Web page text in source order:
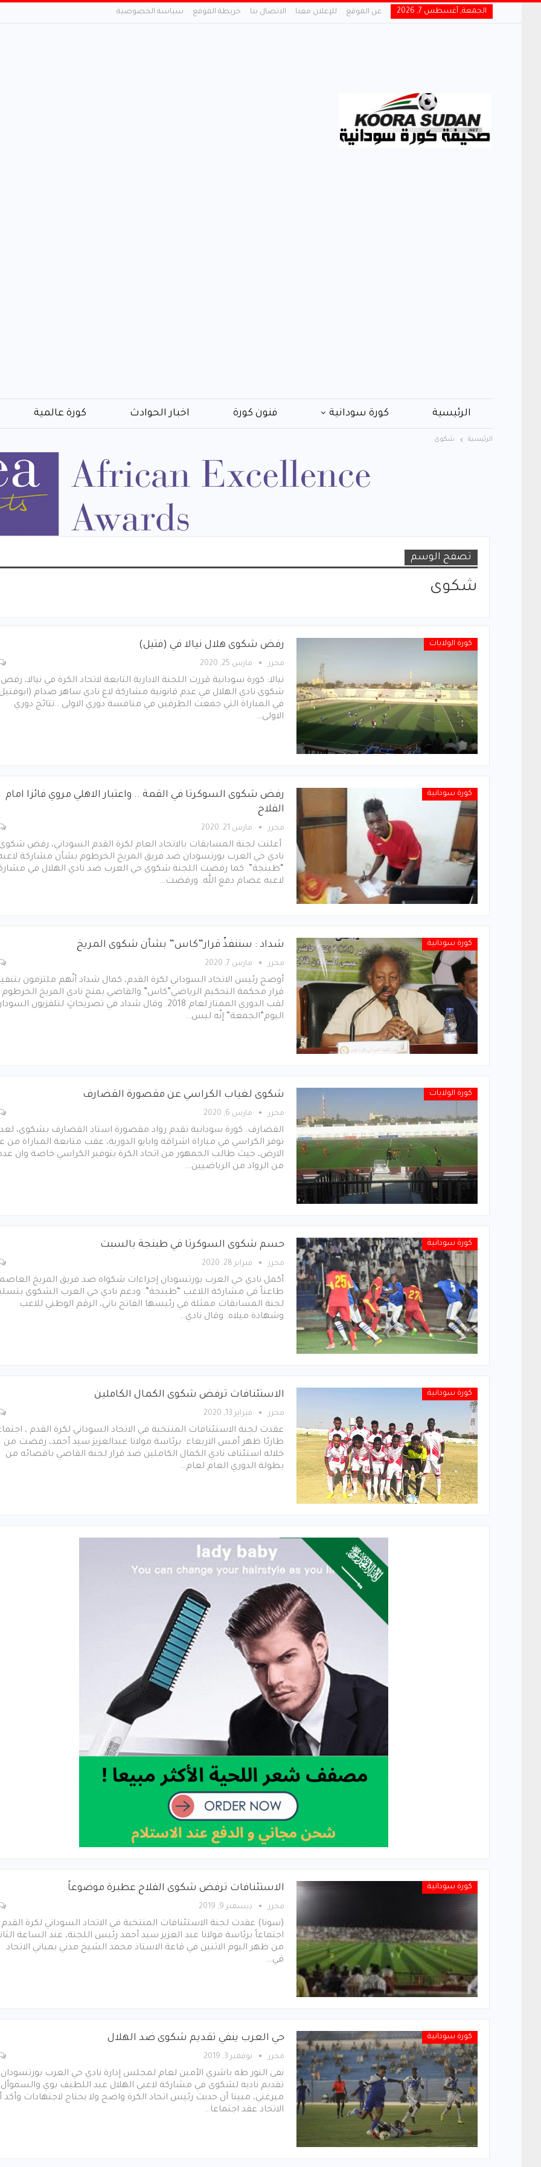
الجمعة, أغسطس 7, 2026 عن الموقع للإعلان معنا الاتصال بنا خريطة الموقع سياسة الخصوصية
الرئيسية كورة سودانية فنون كورة اخبار الحوادث كورة عالمية
الرئيسية شكوى
تصفح الوسم
شكوى
كورة الولايات رفض شكوى هلال نيالا في (فتيل)
محرر مارس 25, 2020
نيالا: كورة سودانية قررت اللجنة الادارية التابعة لاتحاد الكرة في نيالا، رفض
شكوى نادي الهلال في عدم قانونية مشاركة لاع نادي ساهر صدام
في المباراة التي جمعت الطرفين في منافسة دوري الاولى ..نتائج دوري
الاولى…
كورة سودانية
رفض شكوى السوكرتا في القمة .. واعتبار الاهلي مروي فائزا امام
الفلاح
محرر مارس 21, 2020
أعلنت لجنة المسابقات بالاتحاد العام لكرة القدم السوداني، رفض
نادي حي العرب بورتسودان ضد فريق المريخ الخرطوم بشأن مشاركة
“طبنجة”. كما رفضت اللجنة شكوى حي العرب ضد نادي الهلال في
لاعبه عصام دفع الله. ورفضت…
كورة سودانية شداد : سننفذّ قرار”كاس” بشأن شكوى المريخ
محرر مارس 7, 2020
أوضح رئيس الاتحاد السوداني لكرة القدم، كمال شداد أنّهم ملتزمون
قرار محكمة التحكيم الرياضي”كاس” والقاضي بمنح نادي المريخ الخرطوم
لقب الدوري الممتاز لعام 2018. وقال شداد في تصريحاتٍ لتلفزيون
اليوم”الجمعة” إنّه ليس…
كورة الولايات شكوى لغياب الكراسي عن مقصورة القضارف
محرر مارس 6, 2020
القضارف: كورة سودانية تقدم رواد مقصورة استاد القضارف بشكوى،
توفر الكراسي في مباراة اشراقة وابايو الدورية، عقب متابعة المباراة من
الارض، حيث طالب الجمهور من اتحاد الكرة بتوفير الكراسي خاصة وان
من الرواد من الرياضيين…
كورة سودانية حسم شكوى السوكرتا في طبنجة بالسبت
محرر فبراير 28, 2020
أكمل نادي حي العرب بورتسودان إجراءات شكواه ضد فريق المريخ
طاعناً في مشاركة اللاعب “طبنجة”. ودعم نادي حي العرب الشكوى
لجنة المسابقات ممثلة في رئيسها الفاتح باني، الرقم الوطني للاعب
وشهادة ميلاه. وقال نادي…
كورة سودانية الاستئنافات ترفض شكوى الكمال الكاملين
محرر فبراير 13, 2020
عقدت لجنة الاستئنافات المنتخبة في الاتحاد السوداني لكرة القدم ،
طارئا ظهر أمس الاربعاء برئاسة مولانا عبدالعزيز سيد أحمد، رفضت من
خلاله استئناف نادي الكمال الكاملين ضد قرار لجنة القاضي باقصائه من
بطولة الدوري العام لعام…
كورة سودانية الاستئنافات ترفض شكوى الفلاح عطبرة موضوعاً
محرر ديسمبر 9, 2019
(سونا) عقدت لجنة الاستئنافات المنتخبة في الاتحاد السوداني لكرة القدم
اجتماعاً برئاسة مولانا عبد العزيز سيد أحمد رئيس اللجنة، عند الساعة
من ظهر اليوم الاثنين في قاعة الاستاذ محمد الشيخ مدني بمباني الاتحاد
في…
كورة سودانية حي العرب ينفي تقديم شكوى ضد الهلال
محرر نوفمبر 3, 2019
نفى النور طه باشري الأمين لعام لمجلس إدارة نادي حي العرب بورتسودان
تقدبم ناديه لشكوى في مشاركة لاعبي الهلال عبد اللطيف بوي والسموأل
ميرغني، مبينا أن حديث رئيس اتحاد الكرة واضح ولا يحتاج لاجتهادات وأكد
الاتحاد عقد اجتماعا…